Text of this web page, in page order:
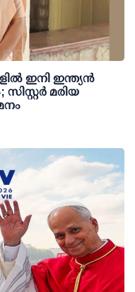
ഇനി ഇന്ത്യൻ
മരിയ